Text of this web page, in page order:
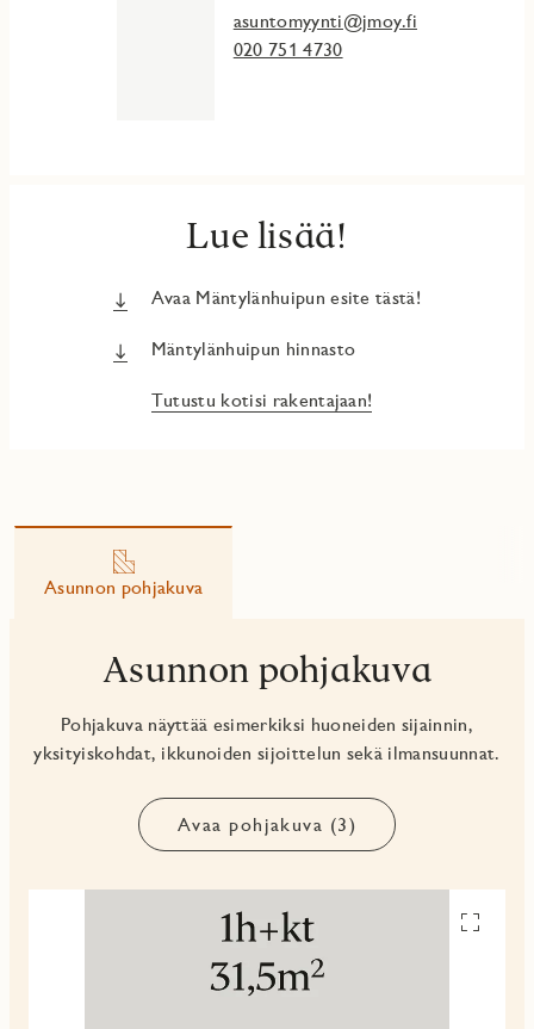
asuntomyynti@jmoy.fi
020 751 4730
Lue lisää!
Avaa Mäntylänhuipun esite tästä!
Mäntylänhuipun hinnasto
Tutustu kotisi rakentajaan!
Asunnon pohjakuva
Asunnon pohjakuva
Pohjakuva näyttää esimerkiksi huoneiden sijainnin,
yksityiskohdat, ikkunoiden sijoittelun sekä ilmansuunnat.
Avaa pohjakuva (3)
Avaa